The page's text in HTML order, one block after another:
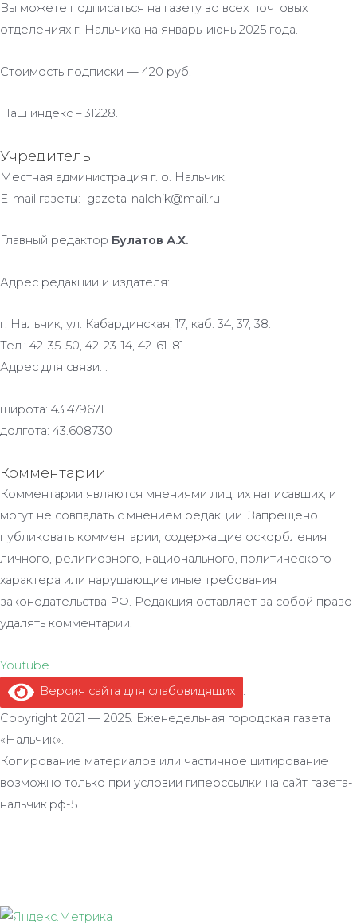
Вы можете подписаться на газету во всех почтовых
отделениях г. Нальчика на январь-июнь 2025 года.
Стоимость подписки — 420 руб.
Наш индекс – 31228.
Учредитель
Местная администрация г. о. Нальчик.
E-mail газеты: gazeta-nalchik@mail.ru
Главный редактор Булатов А.Х.
Адрес редакции и издателя:
г. Нальчик, ул. Кабардинская, 17; каб. 34, 37, 38.
Тел.: 42-35-50, 42-23-14, 42-61-81.
Адрес для связи: .
широта: 43.479671
долгота: 43.608730
Комментарии
Комментарии являются мнениями лиц, их написавших, и
могут не совпадать с мнением редакции. Запрещено
публиковать комментарии, содержащие оскорбления
личного, религиозного, национального, политического
характера или нарушающие иные требования
законодательства РФ. Редакция оставляет за собой право
удалять комментарии.
Youtube
Версия сайта для слабовидящих
.
Copyright 2021 — 2025. Еженедельная городская газета
«Нальчик».
Копирование материалов или частичное цитирование
возможно только при условии гиперссылки на сайт газета-
нальчик.рф-5